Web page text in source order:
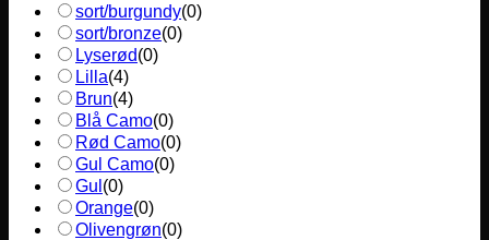
sort/burgundy(0)
sort/bronze(0)
Lyserød(0)
Lilla(4)
Brun(4)
Blå Camo(0)
Rød Camo(0)
Gul Camo(0)
Gul (0)
Orange(0)
Olivengrøn(0)